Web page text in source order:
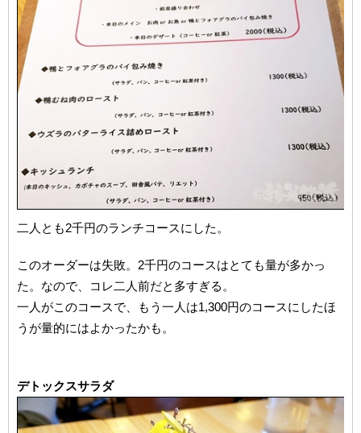
二人とも2千円のランチコースにした。
このオーダーは失敗。2千円のコースはとても量が多かっ
た。なので、コレ二人前だと多すぎる。
一人がこのコースで、もう一人は1,300円のコースにしたほ
うが量的にはよかったかも。
デトックスサラダ